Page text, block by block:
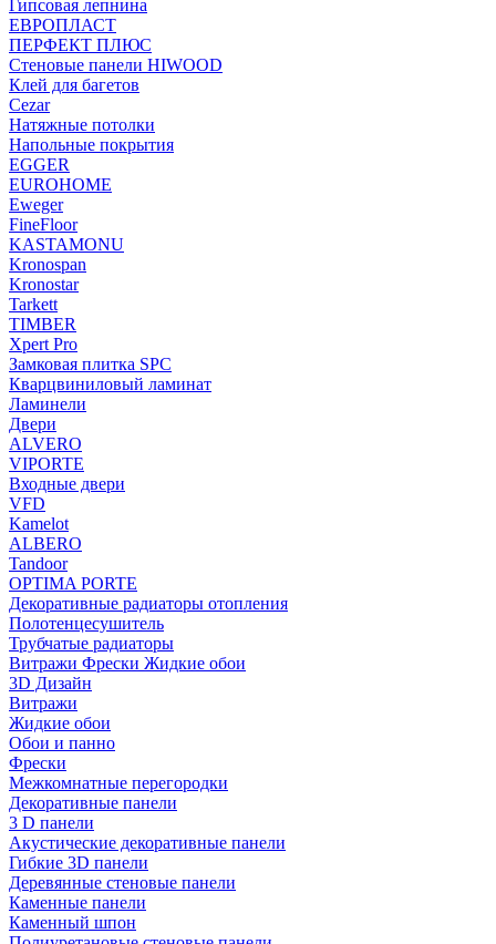
Гипсовая лепнина
ЕВРОПЛАСТ
ПЕРФЕКТ ПЛЮС
Стеновые панели HIWOOD
Клей для багетов
Cezar
Натяжные потолки
Напольные покрытия
EGGER
EUROHOME
Eweger
FineFloor
KASTAMONU
Kronospan
Kronostar
Tarkett
TIMBER
Xpert Pro
Замковая плитка SPC
Кварцвиниловый ламинат
Ламинели
Двери
ALVERO
VIPORTE
Входные двери
VFD
Kamelot
ALBERO
Tandoor
OPTIMA PORTE
Декоративные радиаторы отопления
Полотенцесушитель
Трубчатые радиаторы
Витражи Фрески Жидкие обои
3D Дизайн
Витражи
Жидкие обои
Обои и панно
Фрески
Межкомнатные перегородки
Декоративные панели
3 D панели
Акустические декоративные панели
Гибкие 3D панели
Деревянные стеновые панели
Каменные панели
Каменный шпон